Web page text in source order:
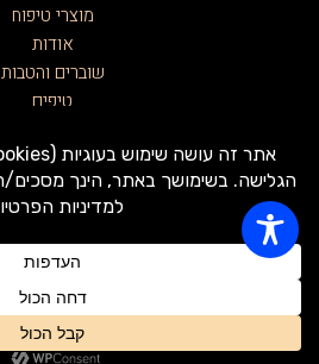
בואו להכיר אותנו
מוצרי טיפוח
אודות
שוברים והטבות
טיפים
צרו קשר
תקנון האתר